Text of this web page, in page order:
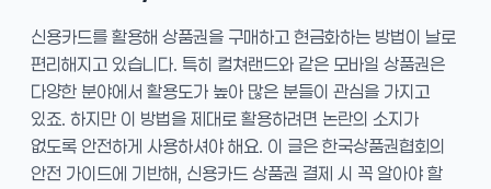
신용카드를 활용해 상품권을 구매하고 현금화하는 방법이 날로
편리해지고 있습니다. 특히 컬쳐랜드와 같은 모바일 상품권은
다양한 분야에서 활용도가 높아 많은 분들이 관심을 가지고
있죠. 하지만 이 방법을 제대로 활용하려면 논란의 소지가
없도록 안전하게 사용하셔야 해요. 이 글은 한국상품권협회의
안전 가이드에 기반해, 신용카드 상품권 결제 시 꼭 알아야 할